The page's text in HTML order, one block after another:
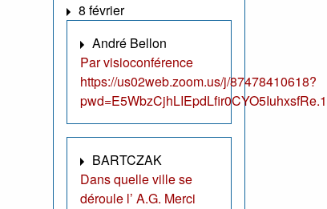
8 février
André Bellon
Par visioconférence
https://us02web.zoom.us/j/87478410618?
BARTCZAK
Dans quelle ville se
déroule l’ A.G. Merci